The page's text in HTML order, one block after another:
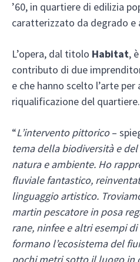
’60, in quartiere di edilizia
caratterizzato da degrado e
L’opera, dal titolo Habitat,
contributo di due
e che hanno scelto l’arte
riqualificazione del quartiere.
“L’intervento pittorico–
tema della biodiversità e
natura e ambiente. Ho
fluviale fantastico,
linguaggio artistico.
martin pescatore in posa
rane, ninfee e altri esempi
formano l’ecosistema del
pochi metri sotto il luogo in